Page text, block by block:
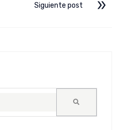
Siguiente post